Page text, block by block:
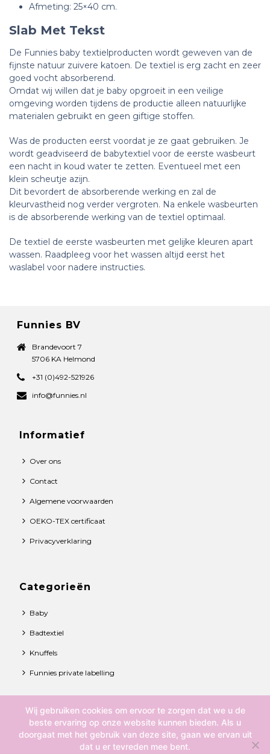
Afmeting: 25×40 cm.
Slab Met Tekst
De Funnies baby textielproducten wordt geweven van de
fijnste natuur zuivere katoen. De textiel is erg zacht en zeer
goed vocht absorberend.
Omdat wij willen dat je baby opgroeit in een veilige
omgeving worden tijdens de productie alleen natuurlijke
materialen gebruikt en geen giftige stoffen.
Was de producten eerst voordat je ze gaat gebruiken. Je
wordt geadviseerd de babytextiel voor de eerste wasbeurt
een nacht in koud water te zetten. Eventueel met een
klein scheutje azijn.
Dit bevordert de absorberende werking en zal de
kleurvastheid nog verder vergroten. Na enkele wasbeurten
is de absorberende werking van de textiel optimaal.
De textiel de eerste wasbeurten met gelijke kleuren apart
wassen. Raadpleeg voor het wassen altijd eerst het
waslabel voor nadere instructies.
Funnies BV
Brandevoort 7
5706 KA Helmond
+31 (0)492-521926
info@funnies.nl
Informatief
Over ons
Contact
Algemene voorwaarden
OEKO-TEX certificaat
Privacyverklaring
Categorieën
Baby
Badtextiel
Knuffels
Funnies private labelling
© 2021 Funnies BV. All rights reserved.
Over ons
Contact
Wij gebruiken cookies om ervoor te zorgen dat we u de
beste ervaring op onze website kunnen bieden. Als u
doorgaat met het gebruik van deze site, gaan we ervan uit
dat u er tevreden mee bent.